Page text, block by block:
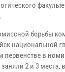
борьбы
национальной
первенстве в
2 и 3